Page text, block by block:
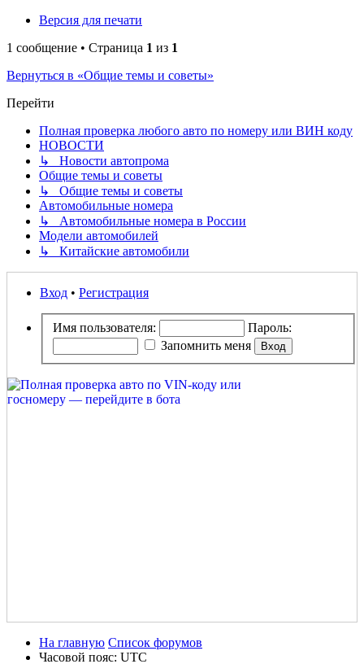
Версия для печати
1 сообщение • Страница 1 из 1
Вернуться в «Общие темы и советы»
Перейти
Полная проверка любого авто по номеру или ВИН коду
НОВОСТИ
↳ Новости автопрома
Общие темы и советы
↳ Общие темы и советы
Автомобильные номера
↳ Автомобильные номера в России
Модели автомобилей
↳ Китайские автомобили
Вход • Регистрация
Имя пользователя:
Пароль:
Запомнить меня
На главную Список форумов
Часовой пояс: UTC